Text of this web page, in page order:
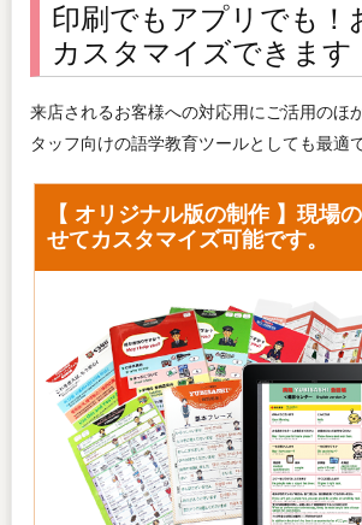
印刷でもアプリでも！
カスタマイズできます
来店されるお客様への対応用にご活用のほ
タッフ向けの語学教育ツールとしても最適で
【 オリジナル版の制作 】現場
せてカスタマイズ可能です。